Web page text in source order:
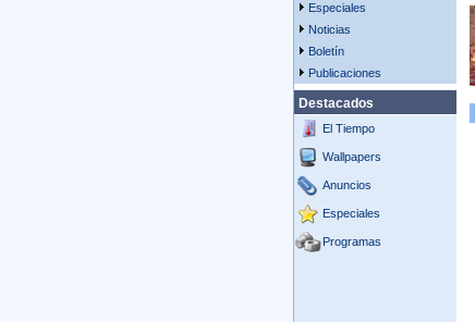
Especiales
Noticias
Boletín
Publicaciones
Destacados
El Tiempo
Wallpapers
Anuncios
Especiales
Programas